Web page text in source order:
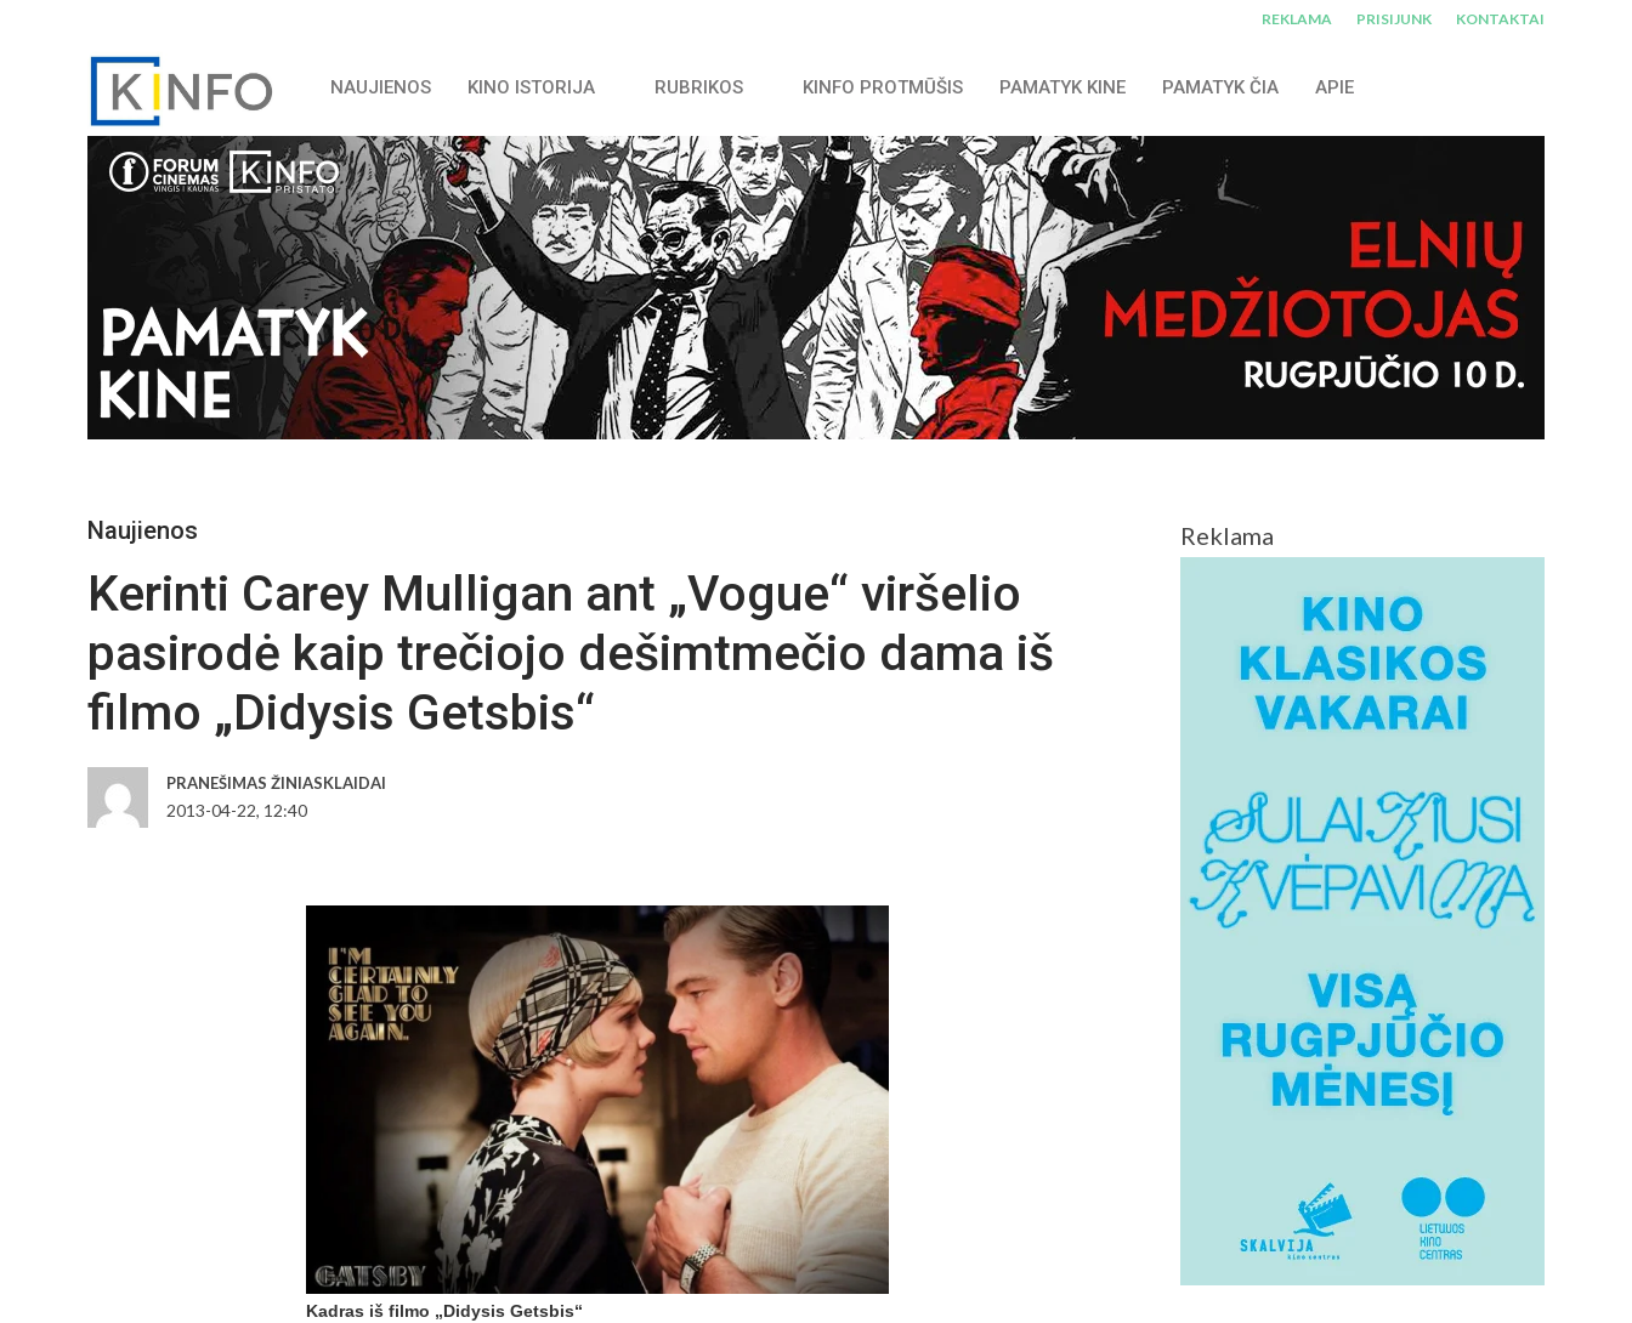
REKLAMA PRISIJUNK KONTAKTAI
NAUJIENOS KINO ISTORIJA RUBRIKOS KINFO PROTMŪŠIS PAMATYK KINE PAMATYK ČIA APIE
Naujienos
Kerinti Carey Mulligan ant „Vogue“ viršelio
pasirodė kaip trečiojo dešimtmečio dama iš
filmo „Didysis Getsbis“
PRANEŠIMAS ŽINIASKLAIDAI
2013-04-22, 12:40
Kadras iš filmo „Didysis Getsbis“
Reklama